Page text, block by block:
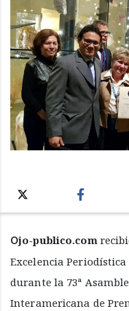
Ojo-publico.com
Excelencia
durante la 73ª
Interamericana de